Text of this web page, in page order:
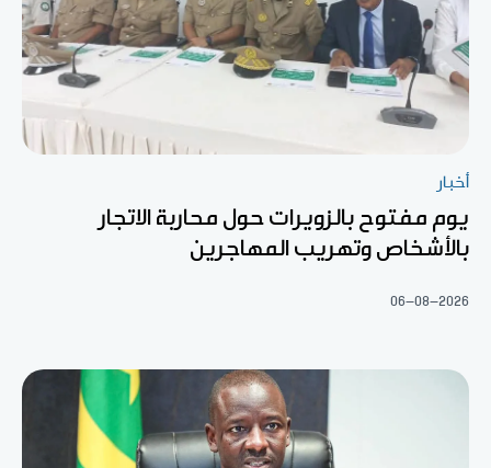
أخبار
يوم مفتوح بالزويرات حول محاربة الاتجار
بالأشخاص وتهريب المهاجرين
06-08-2026